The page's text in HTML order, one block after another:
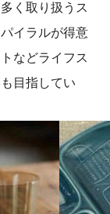
く取り扱うス
イラルが得意
などライフス
目指してい